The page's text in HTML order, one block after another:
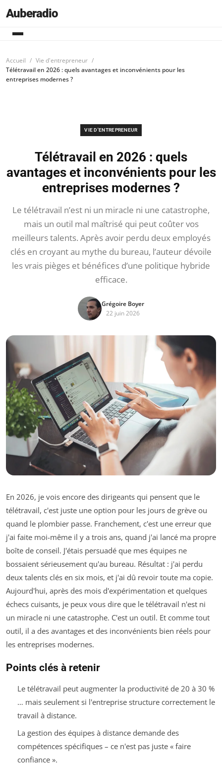
Auberadio
Accueil
Vie d'entrepreneur
Télétravail en 2026 : quels avantages et inconvénients pour les
entreprises modernes ?
VIE D'ENTREPRENEUR
Télétravail en 2026 : quels
avantages et inconvénients pour les
entreprises modernes ?
Le télétravail n’est ni un miracle ni une catastrophe,
mais un outil mal maîtrisé qui peut coûter vos
meilleurs talents. Après avoir perdu deux employés
clés en croyant au mythe du bureau, l’auteur dévoile
les vrais pièges et bénéfices d’une politique hybride
efficace.
Grégoire Boyer
22 juin 2026
En 2026, je vois encore des dirigeants qui pensent que le
télétravail, c'est juste une option pour les jours de grève ou
quand le plombier passe. Franchement, c'est une erreur que
j'ai faite moi-même il y a trois ans, quand j'ai lancé ma propre
boîte de conseil. J'étais persuadé que mes équipes ne
bossaient sérieusement qu'au bureau. Résultat : j'ai perdu
deux talents clés en six mois, et j'ai dû revoir toute ma copie.
Aujourd'hui, après des mois d'expérimentation et quelques
échecs cuisants, je peux vous dire que le télétravail n'est ni
un miracle ni une catastrophe. C'est un outil. Et comme tout
outil, il a des avantages et des inconvénients bien réels pour
les entreprises modernes.
Points clés à retenir
Le télétravail peut augmenter la productivité de 20 à 30 %
… mais seulement si l'entreprise structure correctement le
travail à distance.
La gestion des équipes à distance demande des
compétences spécifiques – ce n'est pas juste « faire
confiance ».